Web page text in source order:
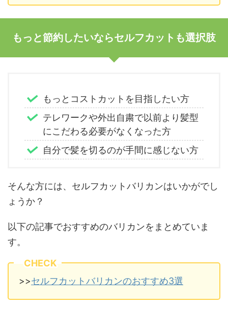
もっと節約したいならセルフカットも選択肢
もっとコストカットを目指したい方
テレワークや外出自粛で以前より髪型
にこだわる必要がなくなった方
自分で髪を切るのが手間に感じない方
そんな方には、セルフカットバリカンはいかがでし
ょうか？
以下の記事でおすすめのバリカンをまとめていま
す。
CHECK
>>セルフカットバリカンのおすすめ3選